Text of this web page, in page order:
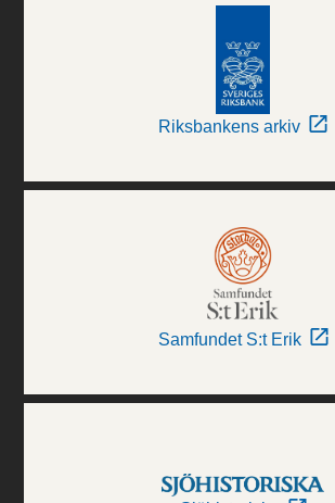
Riksbankens arkiv
Samfundet S:t Erik